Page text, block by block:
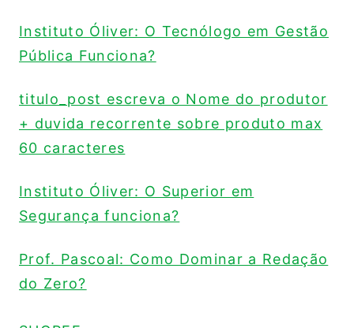
Instituto Óliver: O Tecnólogo em Gestão
Pública Funciona?
titulo_post escreva o Nome do produtor
+ duvida recorrente sobre produto max
60 caracteres
Instituto Óliver: O Superior em
Segurança funciona?
Prof. Pascoal: Como Dominar a Redação
do Zero?